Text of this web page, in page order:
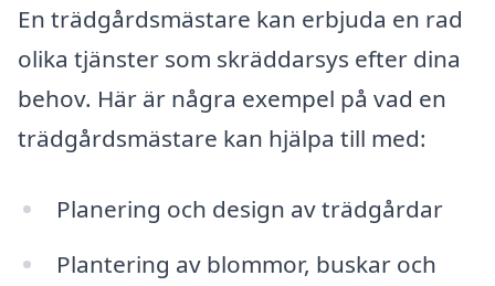
En trädgårdsmästare kan erbjuda en rad
olika tjänster som skräddarsys efter dina
behov. Här är några exempel på vad en
trädgårdsmästare kan hjälpa till med:
Planering och design av trädgårdar
Plantering av blommor, buskar och